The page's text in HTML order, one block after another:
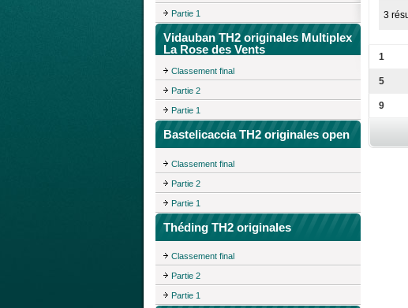
Partie 1
Vidauban TH2 originales Multiplex
La Rose des Vents
Classement final
Partie 2
Partie 1
Bastelicaccia TH2 originales open
Classement final
Partie 2
Partie 1
Théding TH2 originales
Classement final
Partie 2
Partie 1
3
1
5
9